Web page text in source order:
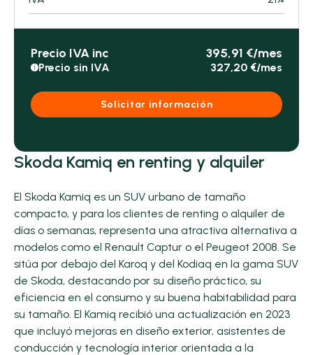
Precio IVA inc 395,91 €/mes
i Precio sin IVA 327,20 €/mes
Solicitar información
Skoda Kamiq en renting y alquiler
El Skoda Kamiq es un SUV urbano de tamaño
compacto, y para los clientes de renting o alquiler de
días o semanas, representa una atractiva alternativa a
modelos como el Renault Captur o el Peugeot 2008. Se
sitúa por debajo del Karoq y del Kodiaq en la gama SUV
de Skoda, destacando por su diseño práctico, su
eficiencia en el consumo y su buena habitabilidad para
su tamaño. El Kamiq recibió una actualización en 2023
que incluyó mejoras en diseño exterior, asistentes de
conducción y tecnología interior orientada a la